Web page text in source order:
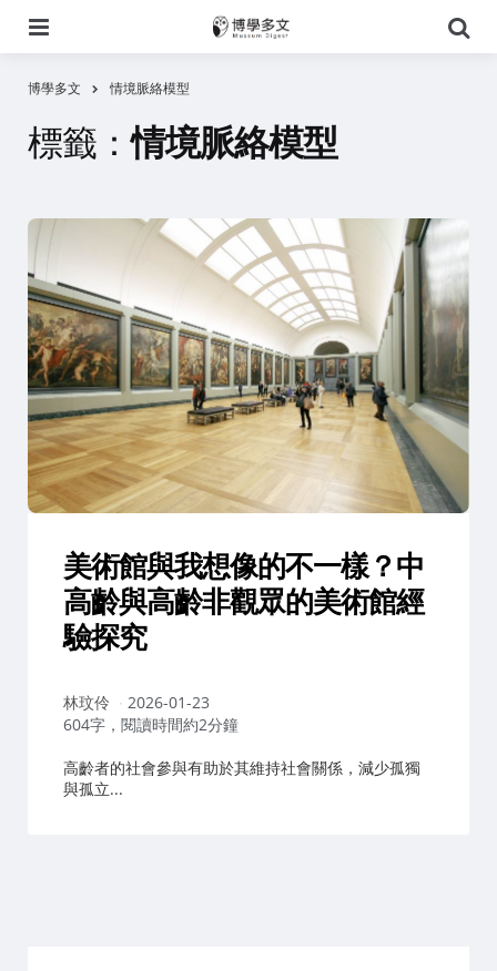
尋
博學多文 情境脈絡模型
標籤：情境脈絡模型
美術館與我想像的不一樣？中
高齡與高齡非觀眾的美術館經
驗探究
作
者：
林玟伶
2026-01-23
604字，閱讀時間約2分鐘
高齡者的社會參與有助於其維持社會關係，減少孤獨
與孤立...